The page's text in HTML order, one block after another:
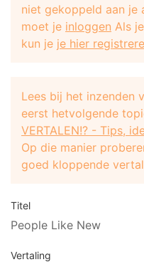
niet gekoppeld aan je
moet je inloggen Als
kun je je hier
Lees bij het inzenden
eerst hetvolgende
VERTALEN!? - Tips,
Op die manier
goed kloppende
Titel
People Like New
Vertaling